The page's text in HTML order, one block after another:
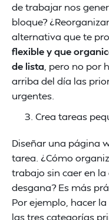
de trabajar nos
bloque?
alternativa que te
flexible y que
de lista , pero no por
arriba del día las
urgentes.
Crea tareas
Diseñar una página
tarea. ¿Cómo
trabajo sin caer en
desgana? Es más
Por ejemplo, hacer
las tres categorías